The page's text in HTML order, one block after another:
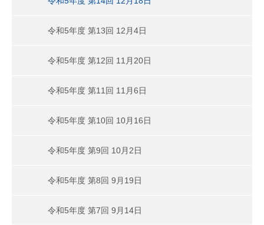
令和5年度 第13回 12月4日
令和5年度 第12回 11月20日
令和5年度 第11回 11月6日
令和5年度 第10回 10月16日
令和5年度 第9回 10月2日
令和5年度 第8回 9月19日
令和5年度 第7回 9月14日